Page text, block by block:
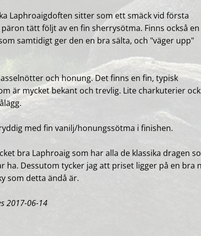
Laphroaigdoften sitter som ett smäck vid första
tätt följt av en fin sherrysötma. Finns också en
samtidigt ger den en bra sälta, och "väger upp"
och honung. Det finns en fin, typisk
är mycket bekant och trevlig. Lite charkuterier
med fin vanilj/honungssötma i finishen.
bra Laphroaig som har alla de klassika dragen
ha. Dessutom tycker jag att priset ligger på en bra
som detta ändå är.
2017-06-14